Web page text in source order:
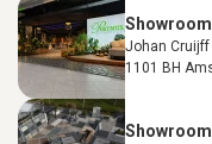
Johan
1101 BH